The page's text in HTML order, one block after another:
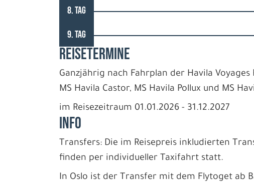
8. TAG
9. TAG
REISETERMINE
Ganzjährig nach Fahrplan der Havila Voyages
MS Havila Castor, MS Havila Pollux und MS
im Reisezeitraum 01.01.2026 - 31.12.2027
INFO
Transfers: Die im Reisepreis inkludierten
finden per individueller Taxifahrt statt.
In Oslo ist der Transfer mit dem Flytoget ab